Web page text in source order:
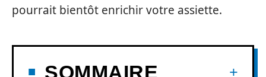
pourrait bientôt enrichir votre assiette.
SOMMAIRE